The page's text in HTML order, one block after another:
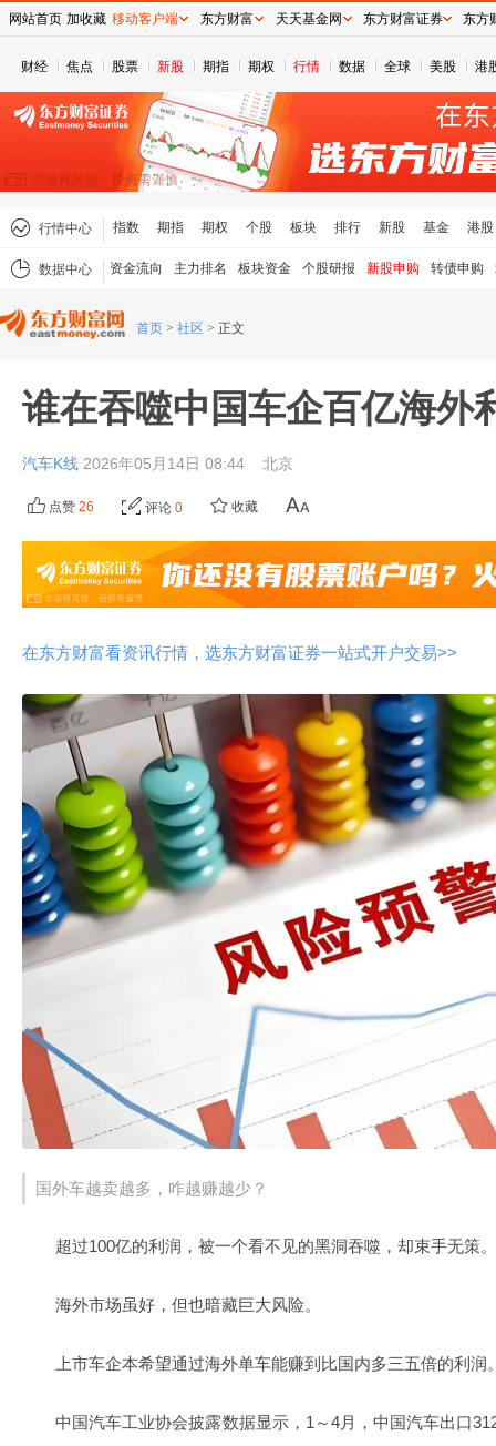
财经 焦点 股票 新股 期指 期权 行情 数据 全球 美股 港
行情中心 指数 期指 期权 个股 板块 排行 新股 基金 港股
数据中心 资金流向 主力排名 板块资金 个股研报 新股申购 转债申购
首页 > 社区 > 正文
谁在吞噬中国车企百亿海外
汽车K线 2026年05月14日 08:44 北京
点赞 26 评论 0 收藏
在东方财富看资讯行情，选东方财富证券一站式开户交易>>
国外车越卖越多，咋越赚越少？
超过100亿的利润，被一个看不见的黑洞吞噬，却束手无策。
海外市场虽好，但也暗藏巨大风险。
上市车企本希望通过海外单车能赚到比国内多三五倍的利润
中国汽车工业协会披露数据显示，1～4月，中国汽车出口
网站首页 加收藏 移动客户端 东方财富 天天基金网 东方财富证券 东方